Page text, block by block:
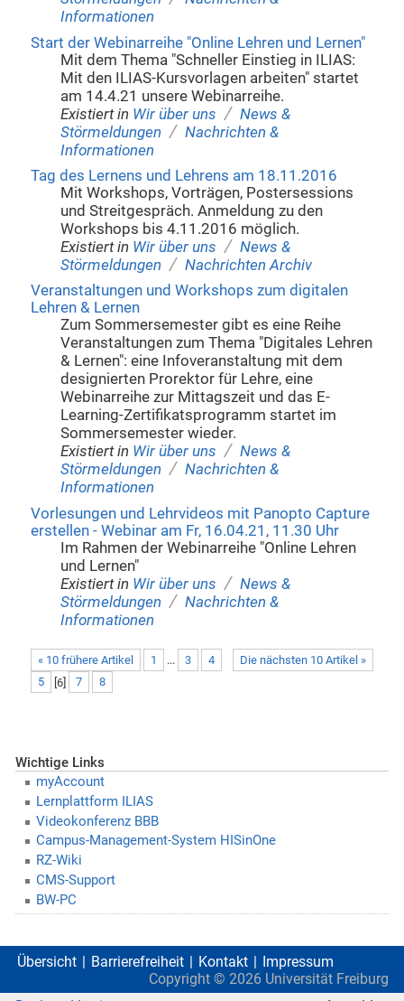
Informationen
Start der Webinarreihe "Online Lehren und Lernen"
Mit dem Thema "Schneller Einstieg in ILIAS:
Mit den ILIAS-Kursvorlagen arbeiten" startet
am 14.4.21 unsere Webinarreihe.
Existiert in Wir über uns / News &
Störmeldungen / Nachrichten &
Informationen
Tag des Lernens und Lehrens am 18.11.2016
Mit Workshops, Vorträgen, Postersessions
und Streitgespräch. Anmeldung zu den
Workshops bis 4.11.2016 möglich.
Existiert in Wir über uns / News &
Störmeldungen / Nachrichten Archiv
Veranstaltungen und Workshops zum digitalen
Lehren & Lernen
Zum Sommersemester gibt es eine Reihe
Veranstaltungen zum Thema "Digitales Lehren
& Lernen": eine Infoveranstaltung mit dem
designierten Prorektor für Lehre, eine
Webinarreihe zur Mittagszeit und das E-
Learning-Zertifikatsprogramm startet im
Sommersemester wieder.
Existiert in Wir über uns / News &
Störmeldungen / Nachrichten &
Informationen
Vorlesungen und Lehrvideos mit Panopto Capture
erstellen - Webinar am Fr, 16.04.21, 11.30 Uhr
Im Rahmen der Webinarreihe "Online Lehren
und Lernen"
Existiert in Wir über uns / News &
Störmeldungen / Nachrichten &
Informationen
« 10 frühere Artikel Die nächsten 10 Artikel »
1 ... 3
4
5
[6] 7 8
Wichtige Links
myAccount
Lernplattform ILIAS
Videokonferenz BBB
Campus-Management-System HISinOne
RZ-Wiki
CMS-Support
BW-PC
Übersicht Barrierefreiheit Kontakt
Impressum
Copyright © 2026 Universität Freiburg